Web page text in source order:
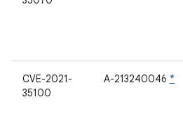
CVE-2021-
35100
A-213240046 *